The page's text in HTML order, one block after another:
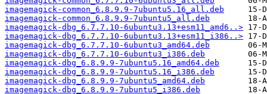
imagemagick-common_6.8.9.9-7ubuntu5.16_all.deb
imagemagick-common_6.8.9.9-7ubuntu5_all.deb
imagemagick-dbg_6.7.7.10-6ubuntu3.13+esm11_amd6..>
imagemagick-dbg_6.7.7.10-6ubuntu3.13+esm11_i386..>
imagemagick-dbg_6.7.7.10-6ubuntu3_amd64.deb
imagemagick-dbg_6.7.7.10-6ubuntu3_i386.deb
imagemagick-dbg_6.8.9.9-7ubuntu5.16_amd64.deb
imagemagick-dbg_6.8.9.9-7ubuntu5.16_i386.deb
imagemagick-dbg_6.8.9.9-7ubuntu5_amd64.deb
imagemagick-dbg_6.8.9.9-7ubuntu5_i386.deb